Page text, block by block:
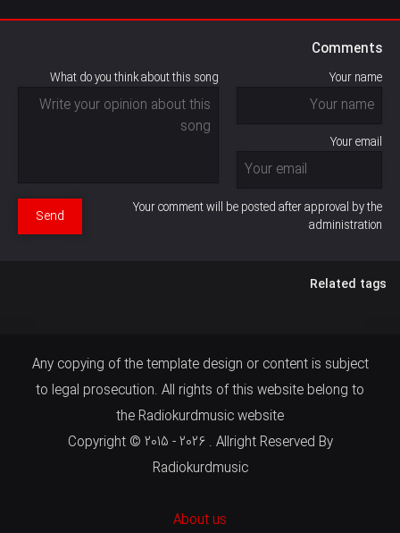
Comments
Your name
Your email
What do you think about this song
Your comment will be posted after approval by the
administration
Send
Related tags
Any copying of the template design or content is subject
to legal prosecution. All rights of this website belong to
the Radiokurdmusic website
Copyright © 2015 - 2026 . Allright Reserved By
Radiokurdmusic
About us